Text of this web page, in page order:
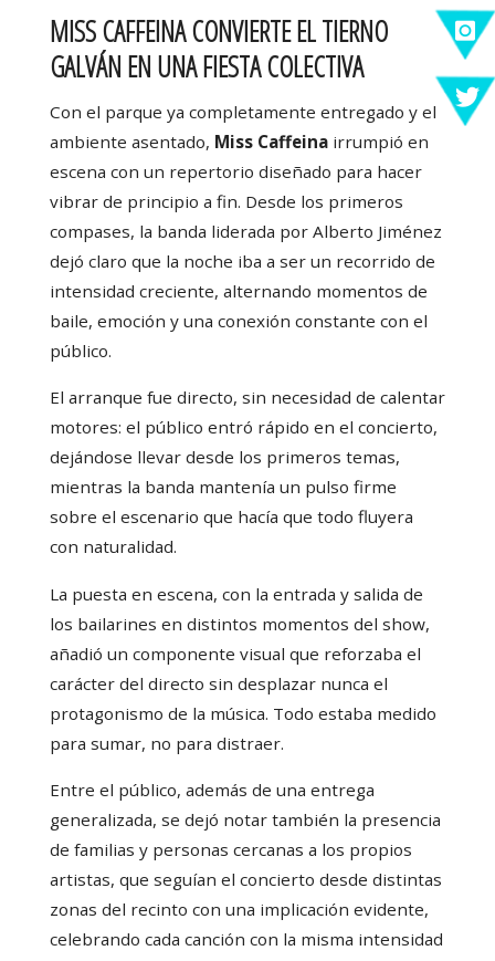
MISS CAFFEINA CONVIERTE EL TIERNO
GALVÁN EN UNA FIESTA COLECTIVA
Con el parque ya completamente entregado y el
ambiente asentado, Miss Caffeinairrumpió en
escena con un repertorio diseñado para hacer
vibrar de principio a fin. Desde los primeros
compases, la banda liderada por Alberto Jiménez
dejó claro que la noche iba a ser un recorrido de
intensidad creciente, alternando momentos de
baile, emoción y una conexión constante con el
público.
El arranque fue directo, sin necesidad de calentar
motores: el público entró rápido en el concierto,
dejándose llevar desde los primeros temas,
mientras la banda mantenía un pulso firme
sobre el escenario que hacía que todo fluyera
con naturalidad.
La puesta en escena, con la entrada y salida de
los bailarines en distintos momentos del show,
añadió un componente visual que reforzaba el
carácter del directo sin desplazar nunca el
protagonismo de la música. Todo estaba medido
para sumar, no para distraer.
Entre el público, además de una entrega
generalizada, se dejó notar también la presencia
de familias y personas cercanas a los propios
artistas, que seguían el concierto desde distintas
zonas del recinto con una implicación evidente,
celebrando cada canción con la misma intensidad